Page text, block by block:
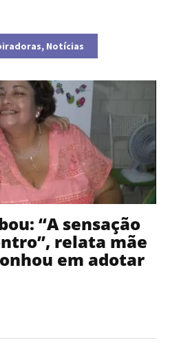
, Notícias
“A sensação
relata mãe
em adotar